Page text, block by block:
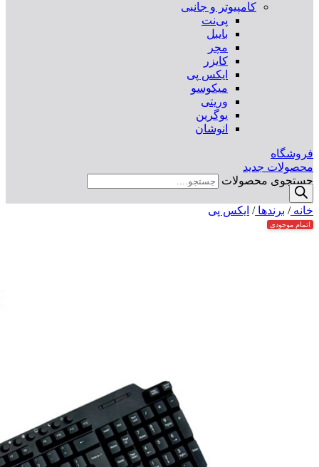
کامپیوتر و جانبی
پی‌نت
بایبل
مچر
کایزر
ایکس پی
میکوسو
وریتی
یوگرین
انوشان
فروشگاه
محصولات جدید
جستجوی محصولات
خانه/ برندها/ ایکس پی
اتمام موجودی